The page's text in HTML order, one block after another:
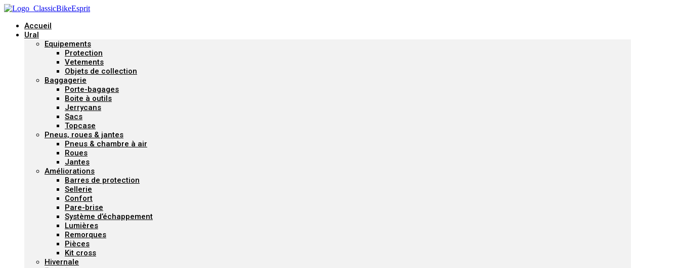
Accueil
Ural
Equipements
Protection
Vetements
Objets de collection
Baggagerie
Porte-bagages
Boite à outils
Jerrycans
Sacs
Topcase
Pneus, roues & jantes
Pneus & chambre à air
Roues
Jantes
Améliorations
Barres de protection
Sellerie
Confort
Pare-brise
Système d’échappement
Lumières
Remorques
Pièces
Kit cross
Hivernale